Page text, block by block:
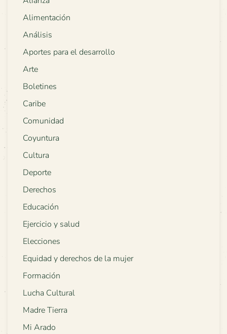
Alimentación
Análisis
Aportes para el desarrollo
Arte
Boletines
Caribe
Comunidad
Coyuntura
Cultura
Deporte
Derechos
Educación
Ejercicio y salud
Elecciones
Equidad y derechos de la mujer
Formación
Lucha Cultural
Madre Tierra
Mi Arado